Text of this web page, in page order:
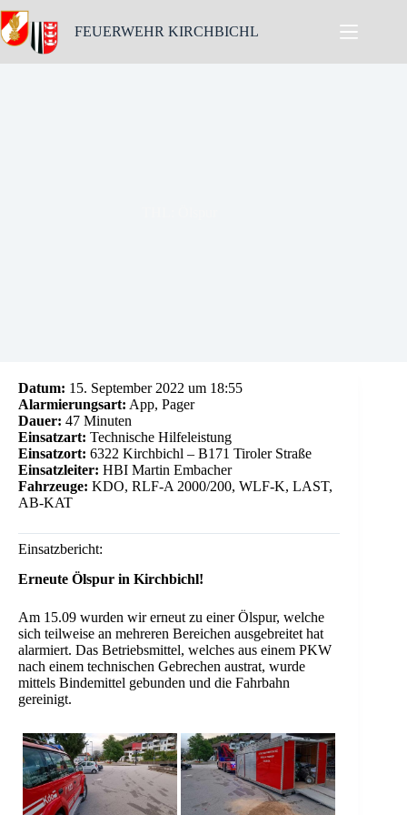
Skip
to
content
FEUERWEHR KIRCHBICHL
Datum: 15. September 2022 um 18:55
Alarmierungsart: App, Pager
Dauer: 47 Minuten
Einsatzart: Technische Hilfeleistung
Einsatzort: 6322 Kirchbichl – B171 Tiroler Straße
Einsatzleiter: HBI Martin Embacher
Fahrzeuge: KDO, RLF-A 2000/200, WLF-K, LAST,
AB-KAT
Einsatzbericht:
Erneute Ölspur in Kirchbichl!
Am 15.09 wurden wir erneut zu einer Ölspur, welche
sich teilweise an mehreren Bereichen ausgebreitet hat
alarmiert. Das Betriebsmittel, welches aus einem PKW
nach einem technischen Gebrechen austrat, wurde
mittels Bindemittel gebunden und die Fahrbahn
gereinigt.